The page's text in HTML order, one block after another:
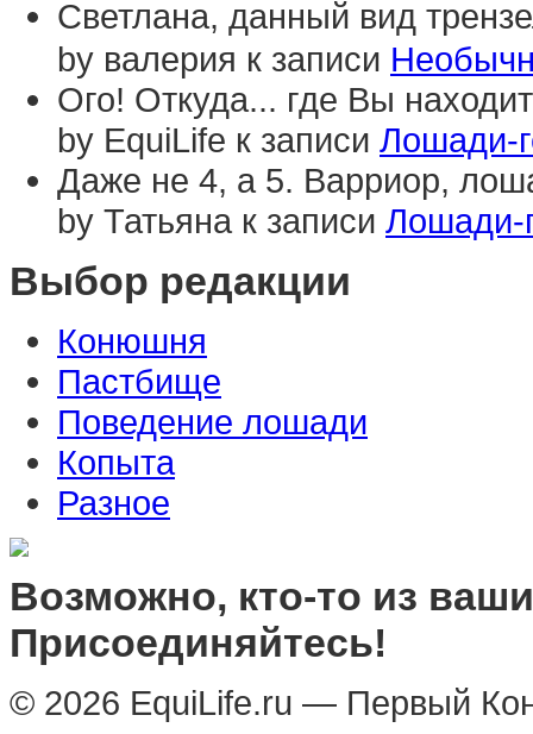
Светлана, данный вид
by валерия к записи
Ого! Откуда... где Вы
by EquiLife к записи Лошади-
Даже не 4, а 5. Варриор,
by Татьяна к записи Лошади-
Выбор редакции
Конюшня
Пастбище
Поведение лошади
Копыта
Разное
Возможно, кто-то из
Присоединяйтесь!
© 2026 EquiLife.ru — Первый